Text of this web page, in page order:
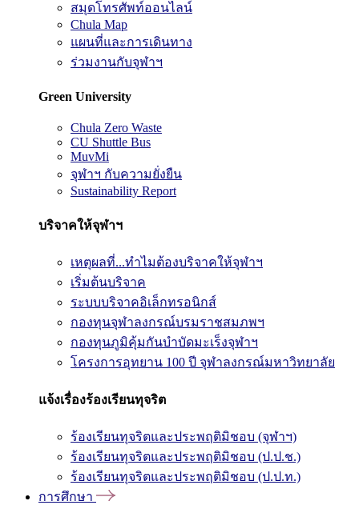
สมุดโทรศัพท์ออนไลน์
Chula Map
แผนที่และการเดินทาง
ร่วมงานกับจุฬาฯ
Green University
Chula Zero Waste
CU Shuttle Bus
MuvMi
จุฬาฯ กับความยั่งยืน
Sustainability Report
บริจาคให้จุฬาฯ
เหตุผลที่...ทำไมต้องบริจาคให้จุฬาฯ
เริ่มต้นบริจาค
ระบบบริจาคอิเล็กทรอนิกส์
กองทุนจุฬาลงกรณ์บรมราชสมภพฯ
กองทุนภูมิคุ้มกันบำบัดมะเร็งจุฬาฯ
โครงการอุทยาน 100 ปี จุฬาลงกรณ์มหาวิทยาลัย
แจ้งเรื่องร้องเรียนทุจริต
ร้องเรียนทุจริตและประพฤติมิชอบ (จุฬาฯ)
ร้องเรียนทุจริตและประพฤติมิชอบ (ป.ป.ช.)
ร้องเรียนทุจริตและประพฤติมิชอบ (ป.ป.ท.)
การศึกษา